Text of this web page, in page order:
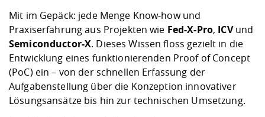
Jobs, Praktika,
Mit im Gepäck: jede Menge Know-how und
Praxiserfahrung aus Projekten wie Fed-X-Pro, ICVund
Semiconductor-X. Dieses Wissen floss gezielt in die
Entwicklung eines funktionierenden Proof of Concept
(PoC) ein – von der schnellen Erfassung der
Aufgabenstellung über die Konzeption innovativer
Lösungsansätze bis hin zur technischen Umsetzung.